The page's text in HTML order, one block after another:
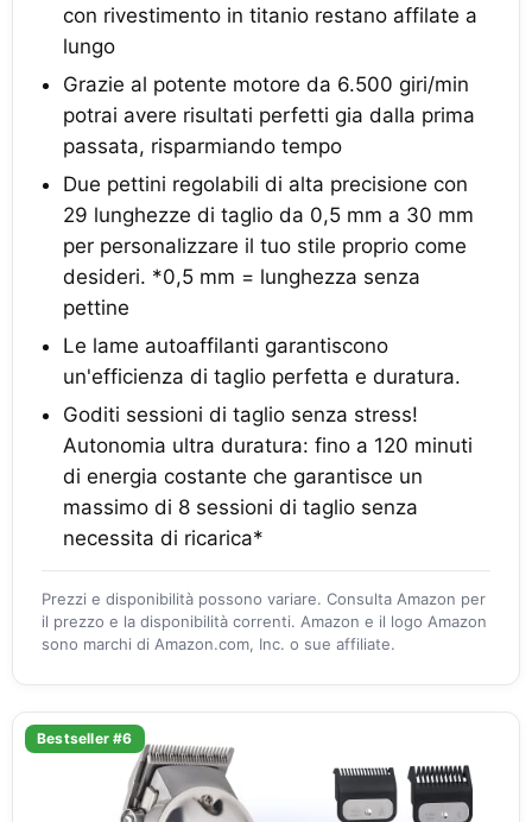
con rivestimento in titanio restano affilate a
lungo
Grazie al potente motore da 6.500 giri/min
potrai avere risultati perfetti gia dalla prima
passata, risparmiando tempo
Due pettini regolabili di alta precisione con
29 lunghezze di taglio da 0,5 mm a 30 mm
per personalizzare il tuo stile proprio come
desideri. *0,5 mm = lunghezza senza
pettine
Le lame autoaffilanti garantiscono
un'efficienza di taglio perfetta e duratura.
Goditi sessioni di taglio senza stress!
Autonomia ultra duratura: fino a 120 minuti
di energia costante che garantisce un
massimo di 8 sessioni di taglio senza
necessita di ricarica*
Prezzi e disponibilità possono variare. Consulta Amazon per
il prezzo e la disponibilità correnti. Amazon e il logo Amazon
sono marchi di Amazon.com, Inc. o sue affiliate.
Bestseller #6